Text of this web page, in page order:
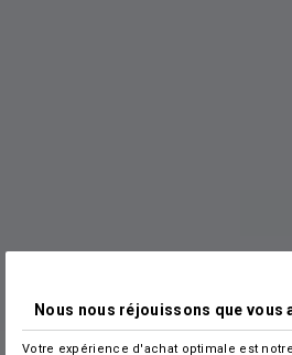
Nous nous réjouissons que vous
Votre expérience d'achat optimale est